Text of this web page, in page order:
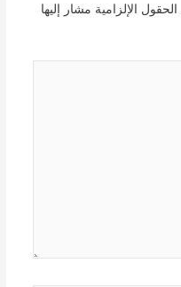
الحقول الإلزامية مشار إليها